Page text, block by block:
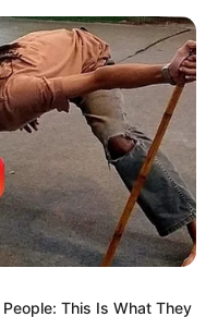
This Is What They